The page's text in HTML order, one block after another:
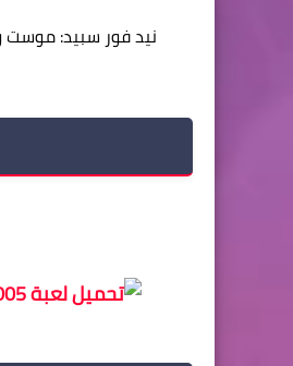
نيد فور سبيد: موست